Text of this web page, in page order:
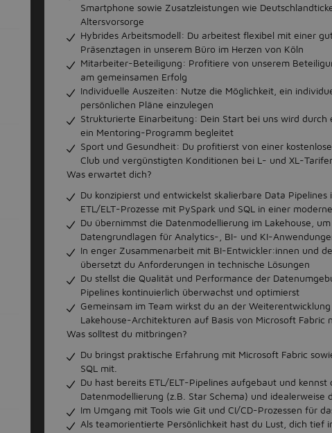
Smartphone sowie Zusatzleistungen wie
Altersvorsorge
Hybrides Arbeitsmodell: Du arbeitest flexibel mit einer
Präsenztagen in unserem Büro im Herzen von Köln
Mitarbeiter-Beteiligung: Profitiere von unserem
am gemeinsamen Erfolg
Individuelle Auszeiten: Nutze die Möglichkeit, ein
persönlichen Pläne einzulegen
Strukturierte Einarbeitung: Dein Start bei uns wird durch
ein Mentoring-Programm begleitet
Sport und Gesundheit: Du profitierst von einer
Club und vergünstigten Konditionen bei L- und XL-
Was erwartet dich?
Du konzipierst und entwickelst skalierbare Data
ETL/ELT-Prozesse mit PySpark und SQL in einer
Du übernimmst die Datenmodellierung im Lakehouse,
Datengrundlagen für Analytics-, BI- und KI-
In enger Zusammenarbeit mit BI-Entwickler:innen und
übersetzt du Anforderungen in technische Lösungen
Du stellst die Qualität und Performance der
Pipelines kontinuierlich überwachst und optimierst
Gemeinsam im Team wirkst du an der
Lakehouse-Architekturen auf Basis von Microsoft Fabric
Was solltest du mitbringen?
Du bringst praktische Erfahrung mit Microsoft Fabric
SQL mit.
Du hast bereits ETL/ELT-Pipelines aufgebaut und
Datenmodellierung (z.B. Star Schema) und idealerweise
Im Umgang mit Tools wie Git und CI/CD-Prozessen für
Als teamorientierte Persönlichkeit hast du Lust, dich tief